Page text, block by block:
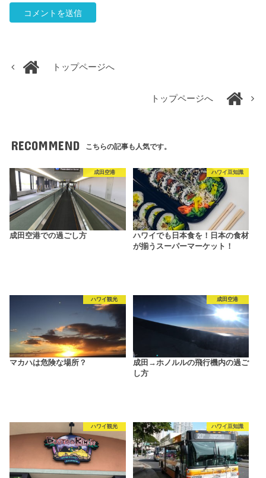
トップページへ
トップページへ
RECOMMEND こちらの記事も人気です。
成田空港
成田空港での過ごし方
ハワイ豆知識
ハワイでも日本食を！日本の食材
が揃うスーパーマーケット！
ハワイ観光
マカハは危険な場所？
成田空港
成田→ホノルルの飛行機内の過ご
し方
ハワイ観光 ハワイ豆知識